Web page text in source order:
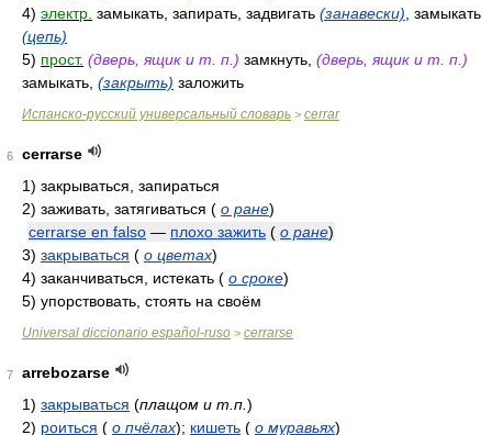
4) электр. замыкать, запирать, задвигать (занавески) , замыкать
(цепь)
5) прост. (дверь, ящик и т. п.) замкнуть, (дверь, ящик и т. п.)
замыкать, (закрыть) заложить
Испанско-русский универсальный словарь > cerrar
6
cerrarse
1) закрываться, запираться
2) заживать, затягиваться ( о ране)
cerrarse en falso — плохо зажить ( о ране)
3) закрываться ( о цветах)
4) заканчиваться, истекать ( о сроке)
5) упорствовать, стоять на своём
Universal diccionario español-ruso > cerrarse
7
arrebozarse
1) закрываться (плащом и т.п. )
2) роиться ( о пчёлах); кишеть ( о муравьях)